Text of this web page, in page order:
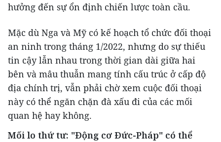
hưởng đến sự ổn định chiến lược toàn cầu.
Mặc dù Nga và Mỹ có kế hoạch tổ chức đối thoại
an ninh trong tháng 1/2022, nhưng do sự thiếu
tin cậy lẫn nhau trong thời gian dài giữa hai
bên và mâu thuẫn mang tính cấu trúc ở cấp độ
địa chính trị, vẫn phải chờ xem cuộc đối thoại
này có thể ngăn chặn đà xấu đi của các mối
quan hệ hay không.
Mối lo thứ tư: "Động cơ Đức-Pháp" có thể